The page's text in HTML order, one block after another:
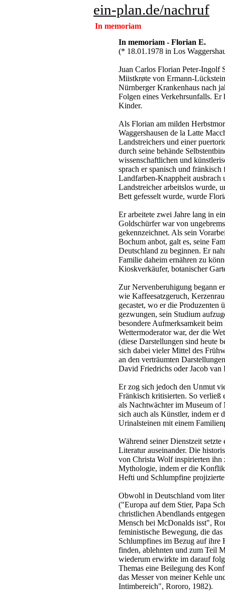
ein-plan.de/nachruf
In memoriam
In memoriam - Florian E.
(* 18.01.1978 in Los
Juan Carlos Florian Peter-
Miistkrøte von Ermann-
Nürnberger Krankenhaus nach
Folgen eines Verkehrsunfalls. Er
Kinder.
Als Florian am milden
Waggershausen de la Latte
Landstreichers und einer
durch seine behände
wissenschaftlichen und
sprach er spanisch und
Landfarben-Knappheit ausbrach
Landstreicher arbeitslos wurde,
Bett gefesselt wurde, wurde
Er arbeitete zwei Jahre lang in
Goldschürfer war von
gekennzeichnet. Als sein
Bochum anbot, galt es, seine
Deutschland zu beginnen. Er
Familie daheim ernähren zu
Kioskverkäufer, botanischer
Zur Nervenberuhigung begann
wie Kaffeesatzgeruch,
gecastet, wo er die Produzenten
gezwungen, sein Studium
besondere Aufmerksamkeit
Wettermoderator war, der die
(diese Darstellungen sind heute
sich dabei vieler Mittel des
an den verträumten
David Friedrichs oder Jacob van
Er zog sich jedoch den Unmut
Fränkisch kritisierten. So
als Nachtwächter im Museum
sich auch als Künstler, indem er
Urinalsteinen mit einem
Während seiner Dienstzeit
Literatur auseinander. Die
von Christa Wolf inspirierten ihn
Mythologie, indem er die
Hefti und Schlumpfine
Obwohl in Deutschland vom
("Europa auf dem Stier, Papa
christlichen Abendlands
Mensch bei McDonalds isst",
feministische Bewegung, die
Schlumpfines im Bezug auf ihre
finden, ablehnten und zum Teil
wiederum erwirkte im darauf
Themas eine Beilegung des
das Messer von meiner Kehle
Intimbereich", Rororo, 1982).